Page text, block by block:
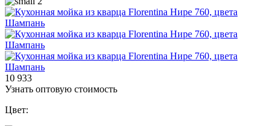
10 933
Узнать оптовую стоимость
Цвет: